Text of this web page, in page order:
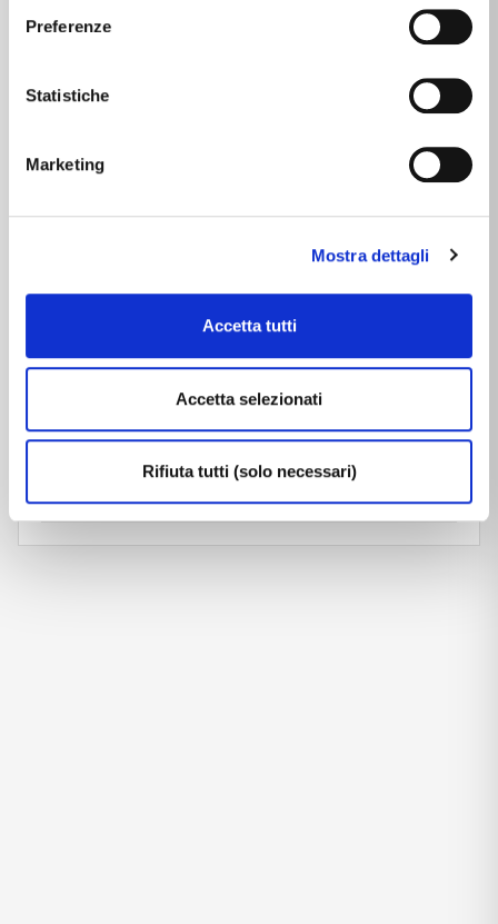
altri strumenti di tracciamento diversi da quelli tecnici
(consulta la
Preferenze
Statistiche
Marketing
Mostra dettagli
Accetta tutti
Accetta selezionati
Rifiuta tutti (solo necessari)
1
CAMERE
3
BALCONE / TERRAZZO
ACCESSORI INCLUSI
PIANO
3
ARIA CONDIZIONATA
ASCENSORE
GIARDINO